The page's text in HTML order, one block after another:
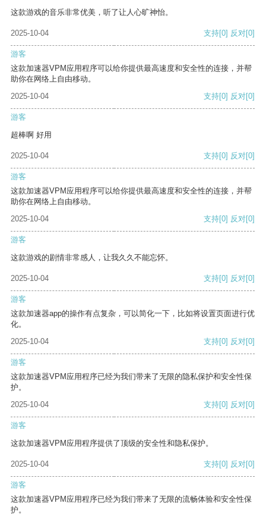
这款游戏的音乐非常优美，听了让人心旷神怡。
2025-10-04 支持[0] 反对[0]
游客
这款加速器VPM应用程序可以给你提供最高速度和安全性的连接，并帮
助你在网络上自由移动。
2025-10-04
支持[0] 反对[0]
游客
超棒啊 好用
2025-10-04 支持[0] 反对[0]
游客
这款加速器VPM应用程序可以给你提供最高速度和安全性的连接，并帮
助你在网络上自由移动。
2025-10-04
支持[0] 反对[0]
游客
这款游戏的剧情非常感人，让我久久不能忘怀。
2025-10-04 支持[0] 反对[0]
游客
这款加速器app的操作有点复杂，可以简化一下，比如将设置页面进行优
化。
2025-10-04
支持[0] 反对[0]
游客
这款加速器VPM应用程序已经为我们带来了无限的隐私保护和安全性保
护。
2025-10-04
支持[0] 反对[0]
游客
这款加速器VPM应用程序提供了顶级的安全性和隐私保护。
2025-10-04 支持[0] 反对[0]
游客
这款加速器VPM应用程序已经为我们带来了无限的流畅体验和安全性保
护。